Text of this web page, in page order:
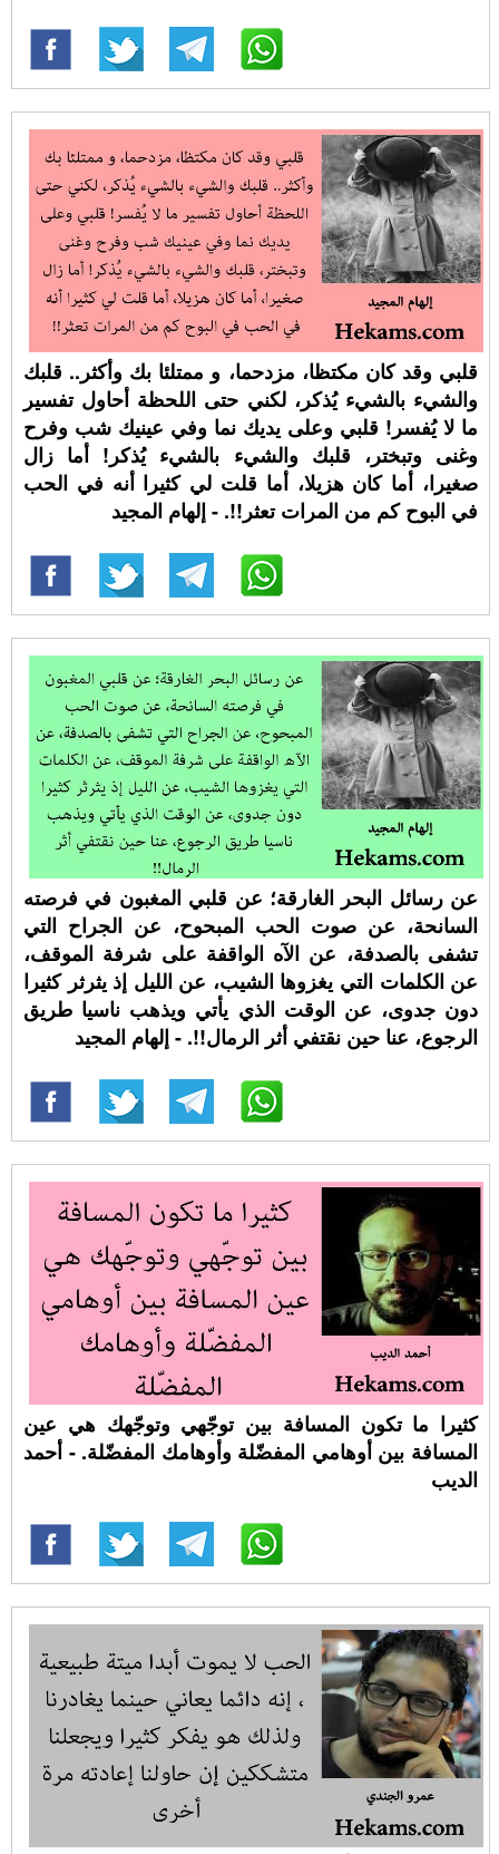
قلبي وقد كان مكتظا، مزدحما، و ممتلئا بك وأكثر.. قلبك
والشيء بالشيء يُذكر، لكني حتى اللحظة أحاول تفسير
ما لا يُفسر! قلبي وعلى يديك نما وفي عينيك شب وفرح
وغنى وتبختر، قلبك والشيء بالشيء يُذكر! أما زال
صغيرا، أما كان هزيلا، أما قلت لي كثيرا أنه في الحب
في البوح كم من المرات تعثر!!. - إلهام المجيد
عن رسائل البحر الغارقة؛ عن قلبي المغبون في فرصته
السانحة، عن صوت الحب المبحوح، عن الجراح التي
تشفى بالصدفة، عن الآه الواقفة على شرفة الموقف،
عن الكلمات التي يغزوها الشيب، عن الليل إذ يثرثر كثيرا
دون جدوى، عن الوقت الذي يأتي ويذهب ناسيا طريق
الرجوع، عنا حين نقتفي أثر الرمال!!. - إلهام المجيد
كثيرا ما تكون المسافة بين توجّهي وتوجّهك هي عين
المسافة بين أوهامي المفضّلة وأوهامك المفضّلة. - أحمد
الديب